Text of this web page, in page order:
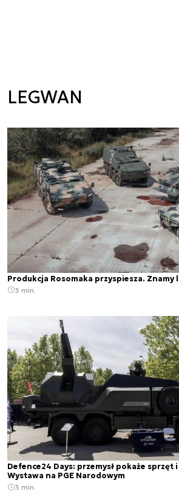
LEGWAN
Produkcja Rosomaka przyspiesza. Znamy
3 min.
Defence24 Days: przemysł pokaże sprzęt
Wystawa na PGE Narodowym
3 min.